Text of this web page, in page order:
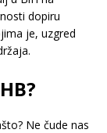
dopiru
je, uzgred
Ne čude nas